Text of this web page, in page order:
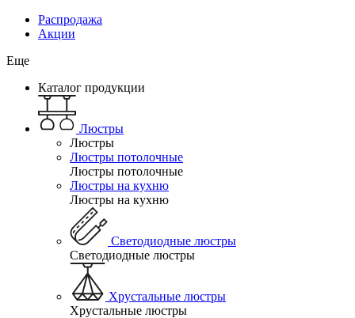
Распродажа
Акции
Еще
Каталог продукции
Люстры
Люстры
Люстры потолочные
Люстры потолочные
Люстры на кухню
Люстры на кухню
Светодиодные люстры
Светодиодные люстры
Хрустальные люстры
Хрустальные люстры